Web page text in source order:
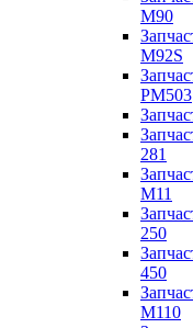
M90
M92S
PM503
281
M11
250
450
M110